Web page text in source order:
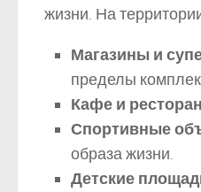
жизни. На
Магазины и
пределы
Кафе и
Спортивные
образа жизни.
Детские